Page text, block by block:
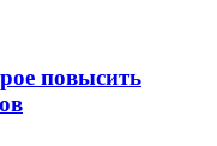
повысить